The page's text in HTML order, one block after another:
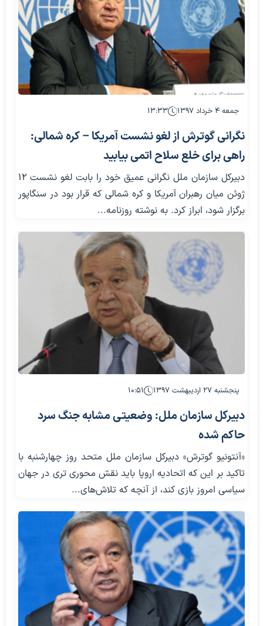
جمعه ۴ خرداد ۱۳۹۷ ۱۳:۳۳
نگرانی گوترش از لغو نشست آمریکا – کره شمالی:
راهی برای خلع سلاح اتمی بیابید
دبیرکل سازمان ملل نگرانی عمیق خود را بابت لغو نشست 12
ژوئن میان رهبران آمریکا و کره شمالی که قرار بود در سنگاپور
برگزار شود، ابراز کرد. به نوشته روزنامه...
پنجشنبه ۲۷ اردیبهشت ۱۳۹۷ ۱۰:۵۱
دبیرکل سازمان ملل: وضعیتی مشابه جنگ سرد
حاکم شده
«آنتونیو گوترش» دبیرکل سازمان ملل متحد روز چهارشنبه با
تاکید بر این که اتحادیه اروپا باید نقش محوری تری در جهان
سیاسی امروز بازی کند، از آنچه که تلاش‌های...